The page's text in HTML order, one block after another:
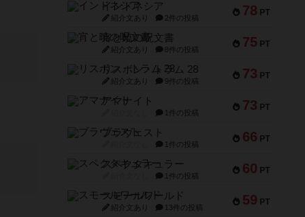
78 PT
インドネシア
紹介文あり 2件の投稿
75 PT
宵と暁の呪文書
紹介文あり 8件の投稿
73 PT
リスボン・トラム 28
紹介文あり 9件の投稿
73 PT
アマナイト
1件の投稿
66 PT
ブラヴェスト
1件の投稿
60 PT
スペクタキュラー
1件の投稿
59 PT
スモールワールド
紹介文あり 13件の投稿